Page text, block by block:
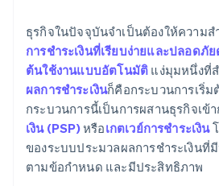
ธุรกิจในปัจจุบันจำเป็นต้องให้ความ
การชำระเงินที่เรียบง่ายและปลอดภั
ต้นใช้งานแบบอัตโนมัติ แง่มุมหนึ่งที่
ผลการชำระเงินก็คือกระบวนการเริ่
กระบวนการนี้เป็นการผสานธุรกิจเข้
เงิน (PSP)หรือเกตเวย์การชำระเงิน
ของระบบประมวลผลการชำระเงินที่
ตามข้อกำหนด และมีประสิทธิภาพ